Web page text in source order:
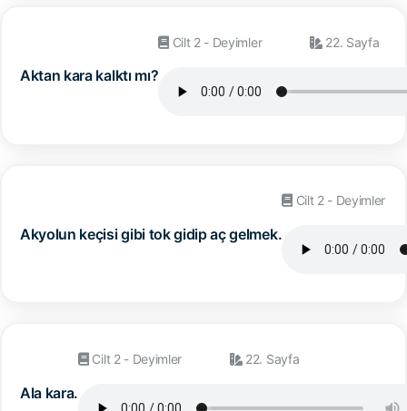
Aktan kara kalktı mı?
Cilt 2 - Deyimler 22. Sayfa
Akyolun keçisi gibi tok gidip aç gelmek.
Cilt 2 - Deyimler
Ala kara.
Cilt 2 - Deyimler 22. Sayfa